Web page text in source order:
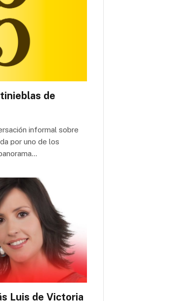
de
informal sobre
por uno de los
Luis de Victoria